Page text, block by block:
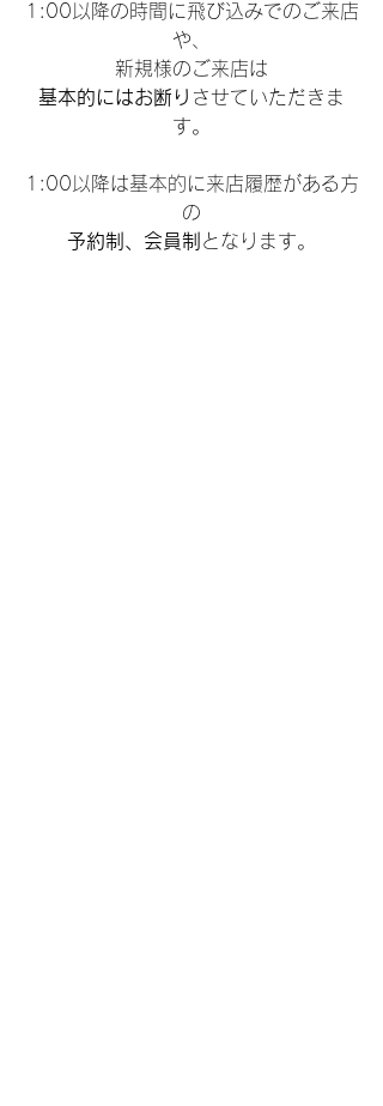
1:00以降の時間に飛び込みでのご来店
や、
新規様のご来店は
基本的にはお断り させていただきま
す。
1:00以降は基本的に来店履歴がある方
の
予約制、会員制 となります。